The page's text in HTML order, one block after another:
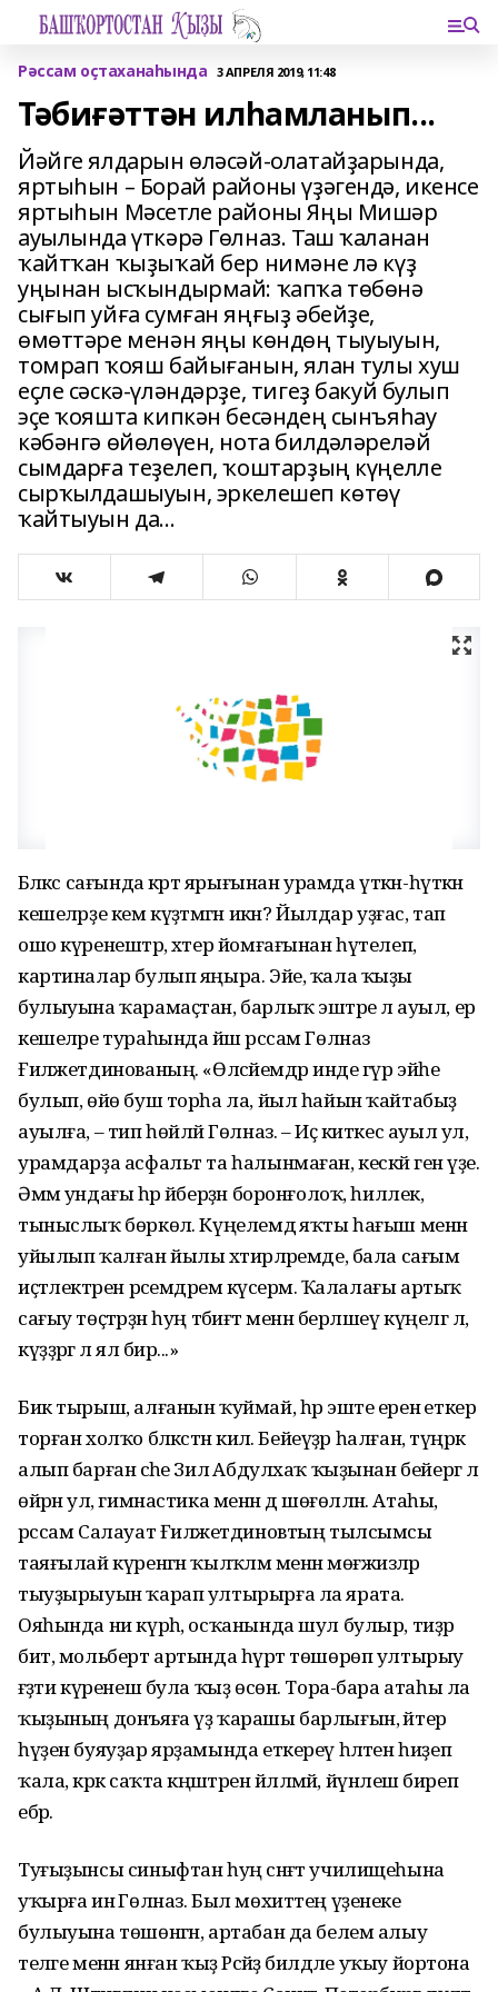
Рәссам оҫтаханаһында 3 АПРЕЛЯ 2019, 11:48
Тәбиғәттән илһамланып...
Йәйге ялдарын өләсәй-олатайҙарында,
яртыһын – Борай районы үҙәгендә, икенсе
яртыһын Мәсетле районы Яңы Мишәр
ауылында үткәрә Гөлназ. Таш ҡаланан
ҡайтҡан ҡыҙыҡай бер нимәне лә күҙ
уңынан ысҡындырмай: ҡапҡа төбөнә
сығып уйға сумған яңғыҙ әбейҙе,
өмөттәре менән яңы көндөң тыуыуын,
томрап ҡояш байығанын, ялан тулы хуш
еҫле сәскә-үләндәрҙе, тигеҙ бакуй булып
эҫе ҡояшта кипкән бесәндең сынъяһау
кәбәнгә өйөлөүен, нота билдәләреләй
сымдарға теҙелеп, ҡоштарҙың күңелле
сырҡылдашыуын, эркелешеп көтөү
ҡайтыуын да...
Бәләкәс сағында кәртә ярығынан урамда үткән-һүткән
кешеләрҙе кем күҙәтмәгән икән? Йылдар уҙғас, тап
ошо күренештәр, хәтер йомғағынан һүтелеп,
картиналар булып яңыра. Эйе, ҡала ҡыҙы
булыуына ҡарамаҫтан, барлыҡ эштәре лә ауыл, ер
кешеләре тураһында йәш рәссам Гөлназ
Ғиләжетдинованың. «Өләсәйемдәр инде гүр эйәһе
булып, өйө буш торһа ла, йыл һайын ҡайтабыҙ
ауылға, – тип һөйләй Гөлназ. – Иҫ киткес ауыл ул,
урамдарҙа асфальт та һалынмаған, кескәй генә үҙе.
Әммә ундағы һәр әйберҙән боронғолоҡ, һиллек,
тыныслыҡ бөркөлә. Күңелемдә яҡты һағыш менән
уйылып ҡалған йылы хәтирәләремде, бала сағым
иҫтәлектәрен рәсемдәремә күсерәм. Ҡалалағы артыҡ
сағыу төҫтәрҙән һуң тәбиғәт менән берләшеү күңелгә лә,
күҙҙәргә лә ял бирә...»
Бик тырыш, алғанын ҡуймай, һәр эште еренә еткерә
торған холҡо бәләкәстән килә. Бейеүҙәр һалған, түңәрәк
алып барған әсәһе Зилә Абдулхаҡ ҡыҙынан бейергә лә
өйрәнә ул, гимнастика менән дә шөғөлләнә. Атаһы,
рәссам Салауат Ғиләжетдиновтың тылсымсы
таяғылай күренгән ҡылҡәләм менән мөғжизәләр
тыуҙырыуын ҡарап ултырырға ла ярата.
Ояһында ни күрһә, осҡанында шул булыр, тиҙәр
бит, мольберт артында һүрәт төшөрөп ултырыу
ғәҙәти күренеш була ҡыҙ өсөн. Тора-бара атаһы ла
ҡыҙының донъяға үҙ ҡарашы барлығын, әйтер
һүҙен буяуҙар ярҙамында еткереү һәләтен һиҙеп
ҡала, кәрәк саҡта кәңәштәрен йәлләмәй, йүнәлеш биреп
ебәрә.
Туғыҙынсы синыфтан һуң сәнғәт училищеһына
уҡырға инә Гөлназ. Был мөхиттең үҙенеке
булыуына төшөнгән, артабан да белем алыу
теләге менән янған ҡыҙ Рәсәйҙә билдәле уҡыу йортона